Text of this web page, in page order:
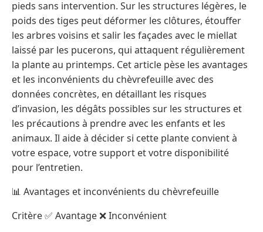
pieds sans intervention. Sur les structures légères, le
poids des tiges peut déformer les clôtures, étouffer
les arbres voisins et salir les façades avec le miellat
laissé par les pucerons, qui attaquent régulièrement
la plante au printemps. Cet article pèse les avantages
et les inconvénients du chèvrefeuille avec des
données concrètes, en détaillant les risques
d’invasion, les dégâts possibles sur les structures et
les précautions à prendre avec les enfants et les
animaux. Il aide à décider si cette plante convient à
votre espace, votre support et votre disponibilité
pour l’entretien.
📊 Avantages et inconvénients du chèvrefeuille
Critère ✅ Avantage ❌ Inconvénient